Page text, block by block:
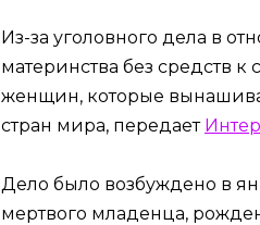
Из-за уголовного дела в
материнства без средств к
женщин, которые
стран мира, передает
Дело было возбуждено в
мертвого младенца,